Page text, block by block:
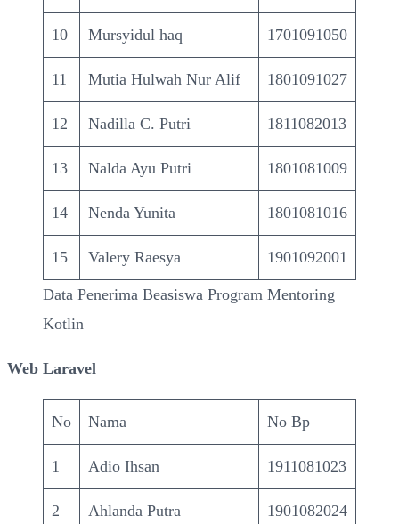
10 Mursyidul haq 1701091050
11 Mutia Hulwah Nur Alif 1801091027
12 Nadilla C. Putri 1811082013
13 Nalda Ayu Putri 1801081009
14 Nenda Yunita 1801081016
15 Valery Raesya 1901092001
Data Penerima Beasiswa Program Mentoring
Kotlin
Web Laravel
No Nama No Bp
1 Adio Ihsan 1911081023
2 Ahlanda Putra 1901082024